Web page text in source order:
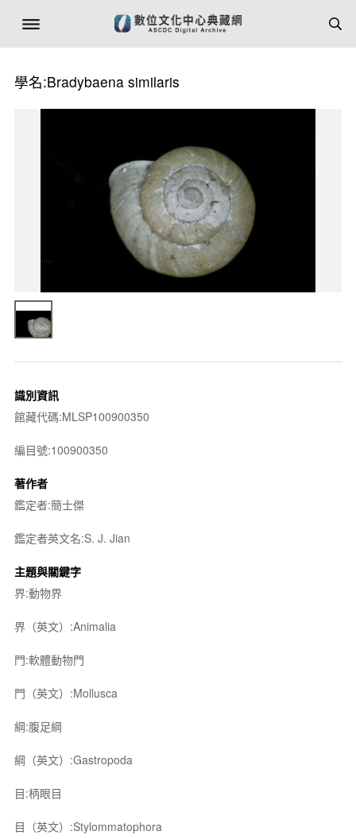
學名:Bradybaena similaris
識別資訊
館藏代碼:MLSP100900350
編目號:100900350
著作者
鑑定者:簡士傑
鑑定者英文名:S. J. Jian
主題與關鍵字
界:動物界
界（英文）:Animalia
門:軟體動物門
門（英文）:Mollusca
綱:腹足綱
綱（英文）:Gastropoda
目:柄眼目
目（英文）:Stylommatophora